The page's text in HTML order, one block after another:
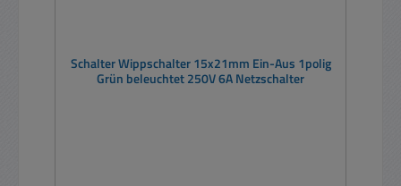
Schalter Wippschalter 15x21mm Ein-Aus 1polig
Grün beleuchtet 250V 6A Netzschalter